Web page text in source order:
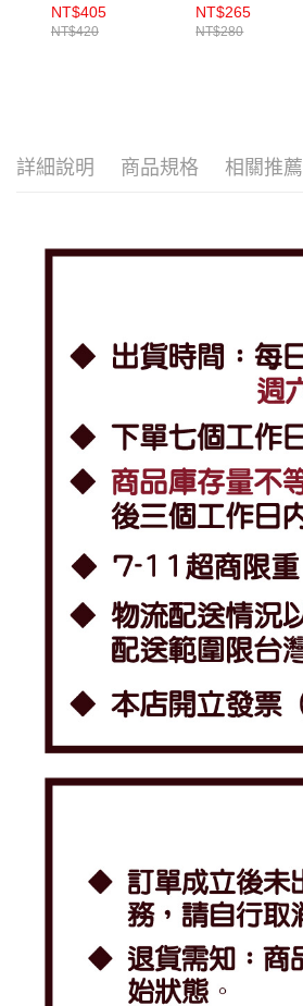
NT$405
NT$420
NT$265
NT$280
詳細說明 商品規格 相關推薦